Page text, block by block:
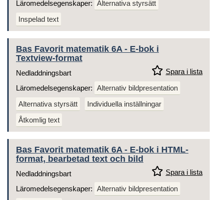
Läromedelsegenskaper: Alternativa styrsätt
Inspelad text
Bas Favorit matematik 6A - E-bok i
Textview-format
Spara i lista
Nedladdningsbart
Läromedelsegenskaper: Alternativ bildpresentation
Alternativa styrsätt
Individuella inställningar
Åtkomlig text
Bas Favorit matematik 6A - E-bok i HTML-
format, bearbetad text och bild
Spara i lista
Nedladdningsbart
Läromedelsegenskaper: Alternativ bildpresentation